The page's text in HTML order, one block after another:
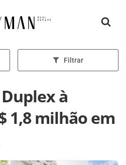
inicial
Filtrar
à
1,8 milhão em